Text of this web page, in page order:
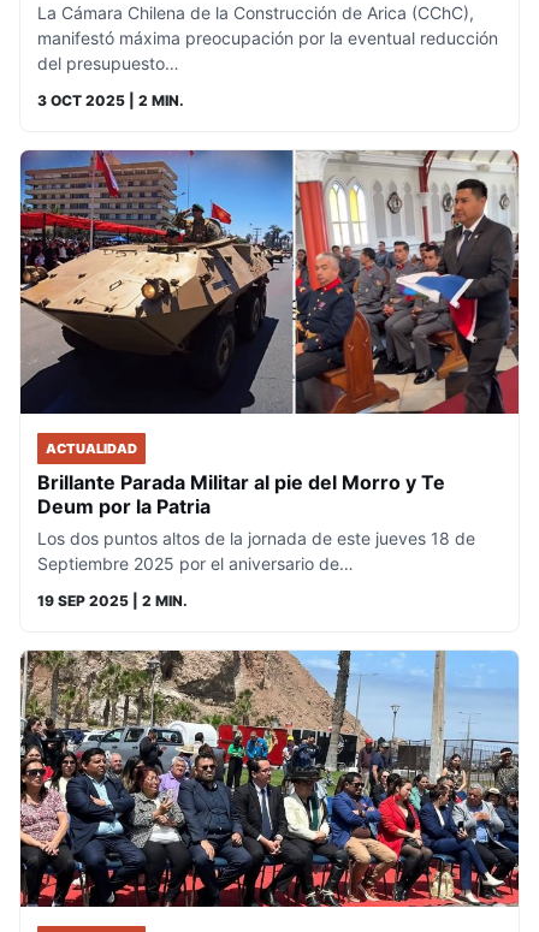
La Cámara Chilena de la Construcción de Arica (CChC),
manifestó máxima preocupación por la eventual reducción
del presupuesto…
3 OCT 2025 | 2 MIN.
ACTUALIDAD
Brillante Parada Militar al pie del Morro y Te
Deum por la Patria
Los dos puntos altos de la jornada de este jueves 18 de
Septiembre 2025 por el aniversario de…
19 SEP 2025 | 2 MIN.